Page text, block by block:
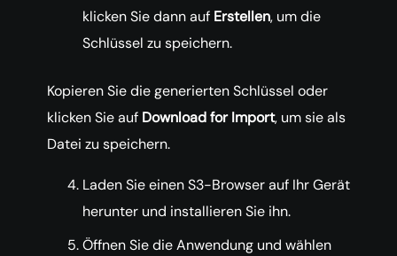
klicken Sie dann auf Erstellen, um die
Schlüssel zu speichern.
Kopieren Sie die generierten Schlüssel oder
klicken Sie auf Download for Import, um sie als
Datei zu speichern.
Laden Sie einen S3-Browser auf Ihr Gerät
herunter und installieren Sie ihn.
Öffnen Sie die Anwendung und wählen